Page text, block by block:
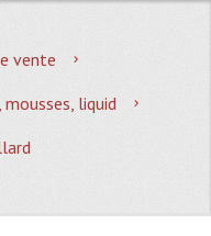
vente
liquid